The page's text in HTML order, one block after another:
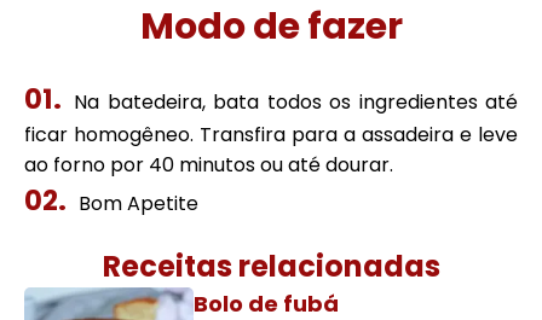
Modo de fazer
Na batedeira, bata todos os ingredientes até
ficar homogêneo. Transfira para a assadeira e leve
ao forno por 40 minutos ou até dourar.
Bom Apetite
Receitas relacionadas
Bolo de fubá